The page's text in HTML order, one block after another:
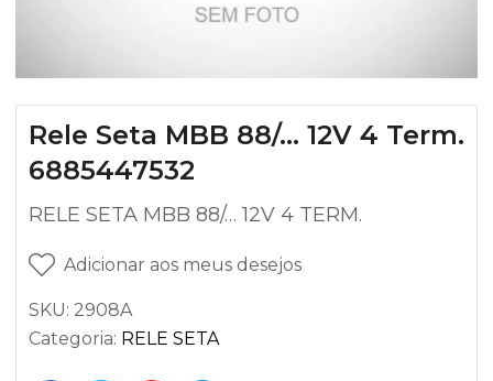
Rele Seta MBB 88/… 12V 4 Term.
6885447532
RELE SETA MBB 88/… 12V 4 TERM.
Adicionar aos meus desejos
SKU: 2908A
Categoria: RELE SETA